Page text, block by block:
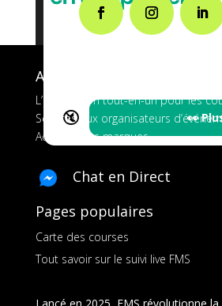
🔇 👀
A propos de FMS
L’application tout-en-un pour les
Services aux organisateurs
Ads pour les marques
Chat en Direct
Pages populaires
Carte des courses
Tout savoir sur le suivi live FMS
Lancé en 2025, FMS révolutionne